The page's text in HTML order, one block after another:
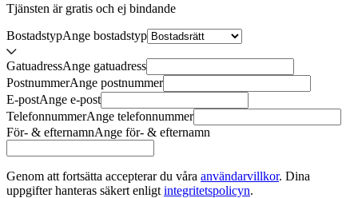
Tjänsten är gratis och ej bindande
BostadstypAnge bostadstyp
GatuadressAnge gatuadress
PostnummerAnge postnummer
E-postAnge e-post
TelefonnummerAnge telefonnummer
För- & efternamnAnge för- & efternamn
Genom att fortsätta accepterar du våra användarvillkor. Dina
uppgifter hanteras säkert enligt integritetspolicyn.